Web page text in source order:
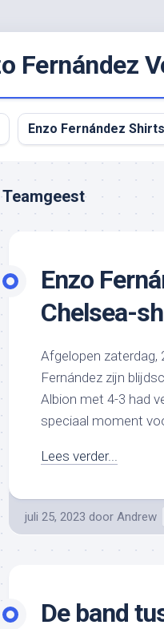
Fernández
Enzo Fernández Shirts
Teamgeest
Enzo
Chelsea-
Afgelopen zaterdag,
Fernández zijn
Albion met 4-3 had
speciaal moment
Lees verder...
juli 25, 2023 door Andrew
De band